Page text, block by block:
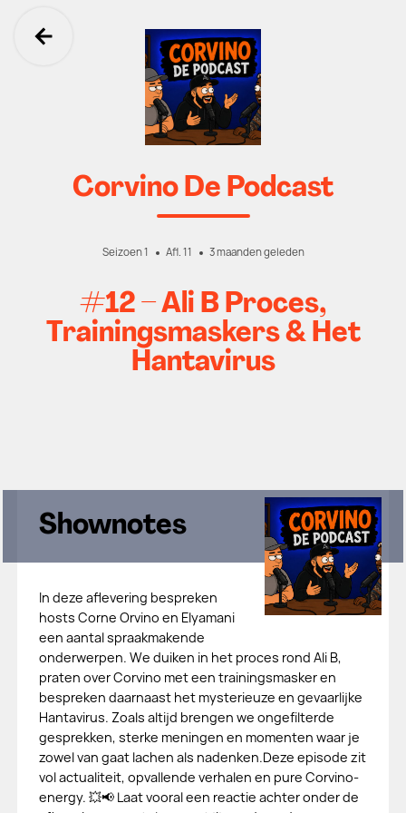
Ga terug
Corvino De Podcast
Seizoen 1 Afl. 11 3 maanden geleden
#12 – Ali B Proces,
Trainingsmaskers & Het
Hantavirus
Shownotes
In deze aflevering bespreken
hosts Corne Orvino en Elyamani
een aantal spraakmakende
onderwerpen. We duiken in het proces rond Ali B,
praten over Corvino met een trainingsmasker en
bespreken daarnaast het mysterieuze en gevaarlijke
Hantavirus. Zoals altijd brengen we ongefilterde
gesprekken, sterke meningen en momenten waar je
zowel van gaat lachen als nadenken.Deze episode zit
vol actualiteit, opvallende verhalen en pure Corvino-
energy. 💥📢 Laat vooral een reactie achter onder de